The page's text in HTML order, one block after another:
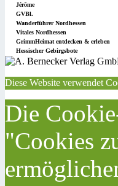
Jérôme
GVBl.
Wanderführer Nordhessen
Vitales Nordhessen
GrimmHeimat entdecken & erleben
Hessischer Gebirgsbote
Diese Website verwendet
Die
"Cookies